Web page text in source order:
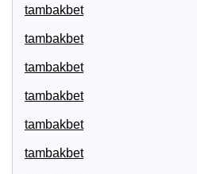
tambakbet
tambakbet
tambakbet
tambakbet
tambakbet
tambakbet